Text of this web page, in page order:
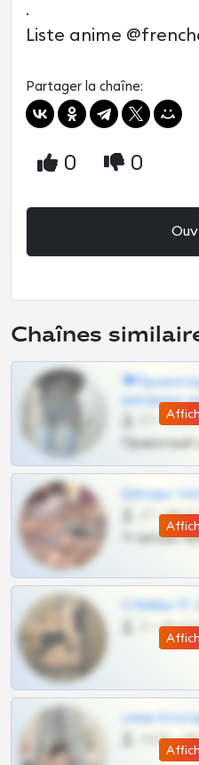
.
Liste anime
Partager la chaîne:
0 0
Chaînes
шкодных
57 •
Приватный
Шкоды
27 •
Тг шкоды
СЛИВЫ ТГ
0 •
слив
4675 •